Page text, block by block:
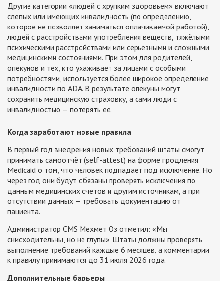
Другие категории «людей с хрупким здоровьем» включают
слепых или имеющих инвалидность (по определению,
которое не позволяет заниматься оплачиваемой работой),
людей с расстройствами употребления веществ, тяжёлыми
психическими расстройствами или серьёзными и сложными
медицинскими состояниями. При этом для родителей,
опекунов и тех, кто ухаживает за лицами с особыми
потребностями, используется более широкое определение
инвалидности по ADA. В результате опекуны могут
сохранить медицинскую страховку, а сами люди с
инвалидностью — потерять её.
Когда заработают новые правила
В первый год внедрения новых требований штаты смогут
принимать самоотчёт (self-attest) на форме продления
Medicaid о том, что человек подпадает под исключение. Но
через год они будут обязаны проверять исключения по
данным медицинских счетов и другим источникам, а при
отсутствии данных — требовать документацию от
пациента.
Администратор CMS Мехмет Оз отметил: «Мы
снисходительны, но не глупы». Штаты должны проверять
выполнение требований каждые 6 месяцев, а комментарии
к правилу принимаются до 31 июля 2026 года.
Дополнительные барьеры